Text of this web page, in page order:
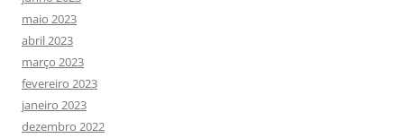
maio 2023
abril 2023
março 2023
fevereiro 2023
janeiro 2023
dezembro 2022